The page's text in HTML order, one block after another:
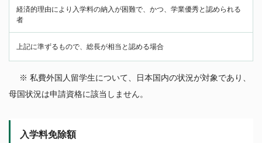
経済的理由により入学料の納入が困難で、かつ、学業優秀と認められる
者
上記に準ずるもので、総長が相当と認める場合
※ 私費外国人留学生について、日本国内の状況が対象であり、
母国状況は申請資格に該当しません。
入学料免除額